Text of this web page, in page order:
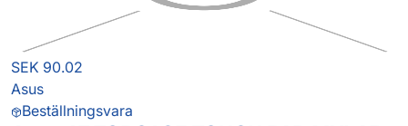
SEK 90.02
Asus
Beställningsvara